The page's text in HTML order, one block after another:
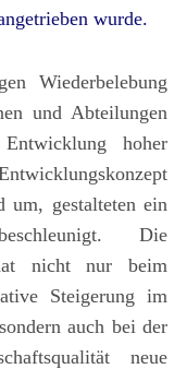
wurde.
Wiederbelebung
und Abteilungen
hoher
um, gestalteten ein
Die
nicht nur beim
Steigerung im
auch bei der
neue